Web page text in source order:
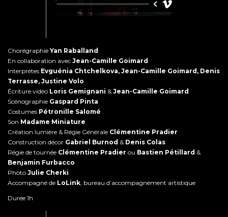
Chorégraphie Yan Raballand
En collaboration avec Jean-Camille Goimard
Interprètes Evguénia Chtchelkova, Jean-Camille Goimard, Denis
Terrasse, Justine Volo
Écriture vidéo Loris Gemignani &Jean-Camille Goimard
Scénographie Gaspard Pinta
Costumes Pétronille Salomé
Son Madame Miniature
Création lumière & Régie Générale Clémentine Pradier
Construction décor Gabriel Burnod & Denis Colas
Régie de tournée Clémentine Pradier ou Bastien Pétillard &
Benjamin Furbacco
Photo Julie Cherki
Accompagné de LoLink, bureau d’accompagnement artistique
Durée 1h